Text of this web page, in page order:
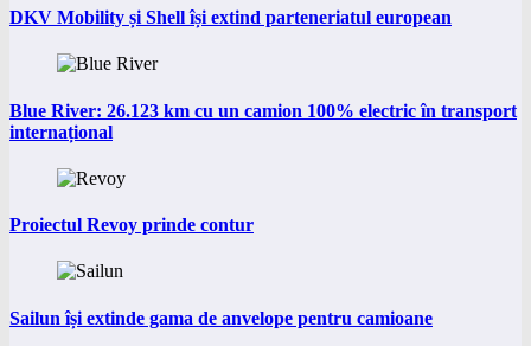
DKV Mobility și Shell își extind parteneriatul european
Blue River: 26.123 km cu un camion 100% electric în transport
internațional
Proiectul Revoy prinde contur
Sailun își extinde gama de anvelope pentru camioane